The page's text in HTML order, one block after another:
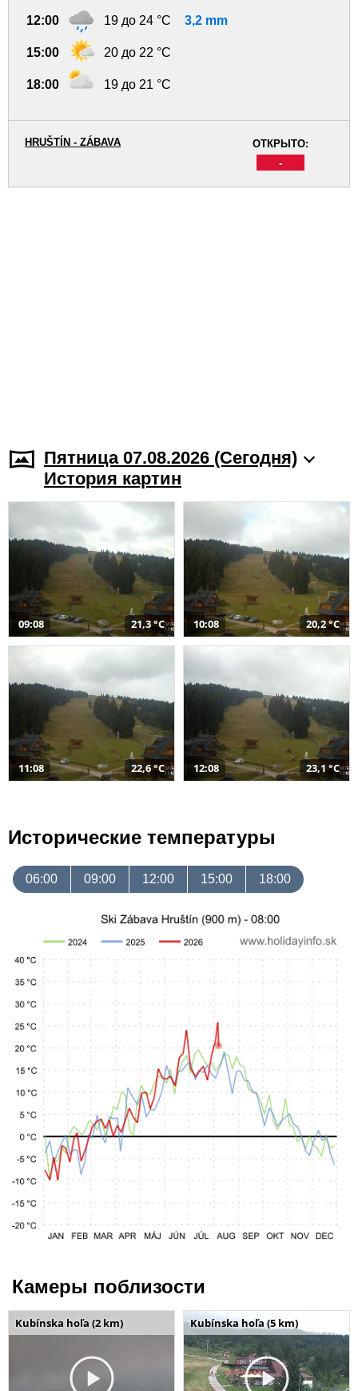
12:00 19 до 24 °C 3,2 mm
15:00 20 до 22 °C
18:00 19 до 21 °C
ОТКРЫТО:
-
HRUŠTÍN - ZÁBAVA
Пятница 07.08.2026 (Cегодня)
История картин
09:08 21,3 °C 10:08 20,2 °C
11:08 22,6 °C 12:08 23,1 °C
Исторические температуры
06:00 09:00 12:00 15:00 18:00
Камеры поблизости
Kubínska hoľa (2 km) Kubínska hoľa (5 km)